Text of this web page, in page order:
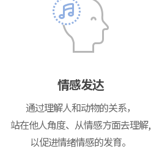
情感发达
通过理解人和动物的关系，
站在他人角度、从情感方面去理解,
以促进情绪情感的发育。